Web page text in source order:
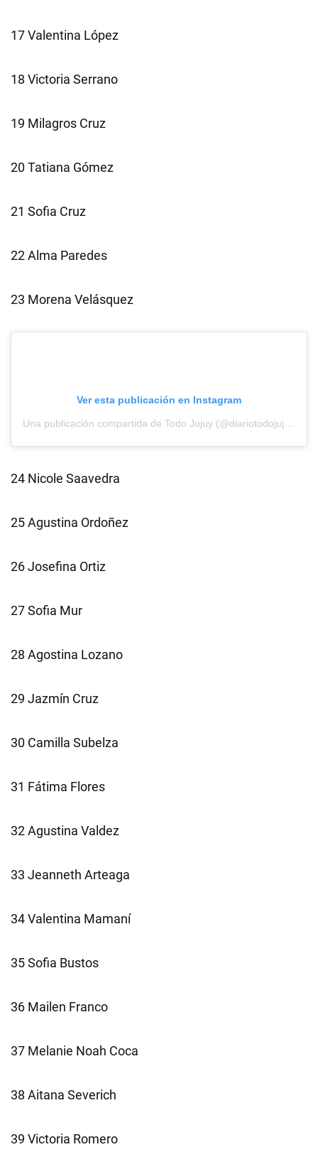
17 Valentina López
18 Victoria Serrano
19 Milagros Cruz
20 Tatiana Gómez
21 Sofia Cruz
22 Alma Paredes
23 Morena Velásquez
Ver esta publicación en Instagram
24 Nicole Saavedra
25 Agustina Ordoñez
26 Josefina Ortiz
27 Sofia Mur
28 Agostina Lozano
29 Jazmín Cruz
30 Camilla Subelza
31 Fátima Flores
32 Agustina Valdez
33 Jeanneth Arteaga
34 Valentina Mamaní
35 Sofia Bustos
36 Mailen Franco
37 Melanie Noah Coca
38 Aitana Severich
39 Victoria Romero